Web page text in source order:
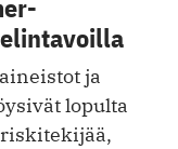
ja
lopulta